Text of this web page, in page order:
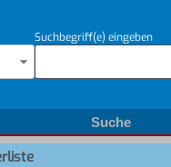
Suchbegriff(e) eingeben
Suche